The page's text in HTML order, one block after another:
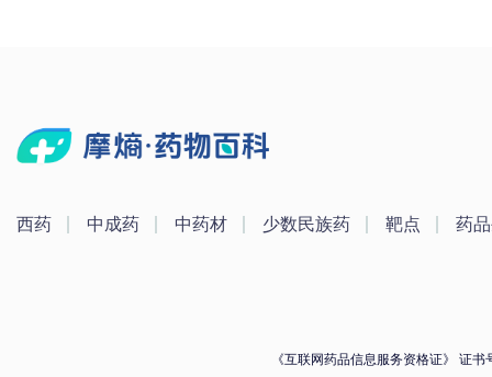
西药 中成药 中药材 少数民族药 靶点 药
《互联网药品信息服务资格证》 证书